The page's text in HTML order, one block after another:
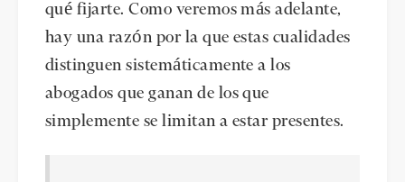
qué fijarte. Como veremos más adelante,
hay una razón por la que estas cualidades
distinguen sistemáticamente a los
abogados que ganan de los que
simplemente se limitan a estar presentes.